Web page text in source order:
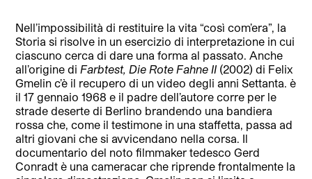
Nell’impossibilità di restituire la vita “così com’era”, la
Storia si risolve in un esercizio di interpretazione in cui
ciascuno cerca di dare una forma al passato. Anche
all’origine di Farbtest, Die Rote Fahne II (2002) di Felix
Gmelin c’è il recupero di un video degli anni Settanta. è
il 17 gennaio 1968 e il padre dell’autore corre per le
strade deserte di Berlino brandendo una bandiera
rossa che, come il testimone in una staffetta, passa ad
altri giovani che si avvicendano nella corsa. Il
documentario del noto filmmaker tedesco Gerd
Conradt è una cameracar che riprende frontalmente la